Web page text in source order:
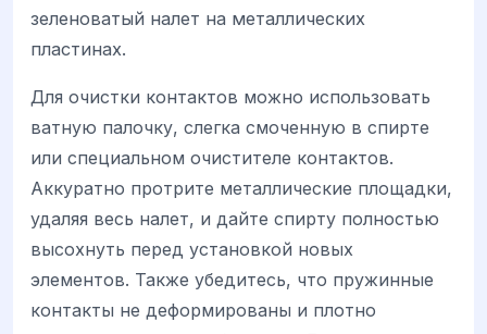
зеленоватый налет на металлических
пластинах.
Для очистки контактов можно использовать
ватную палочку, слегка смоченную в спирте
или специальном очистителе контактов.
Аккуратно протрите металлические площадки,
удаляя весь налет, и дайте спирту полностью
высохнуть перед установкой новых
элементов. Также убедитесь, что пружинные
контакты не деформированы и плотно